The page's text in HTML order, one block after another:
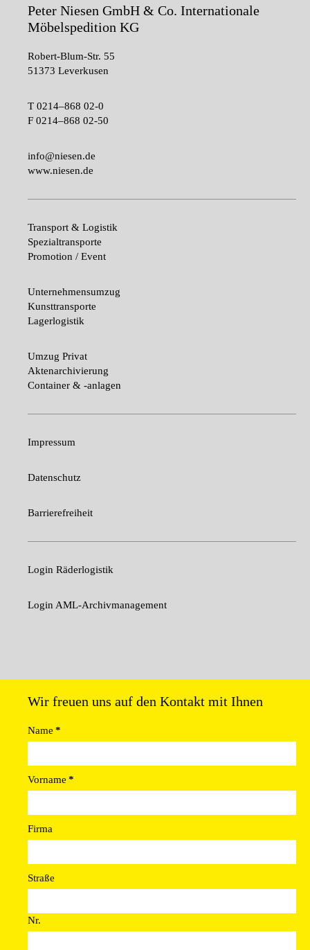
Peter Niesen GmbH & Co. Internationale
Möbelspedition KG
Robert-Blum-Str. 55
51373 Leverkusen
T 0214–868 02-0
F 0214–868 02-50
info@niesen.de
www.niesen.de
Transport & Logistik
Spezialtransporte
Promotion / Event
Unternehmensumzug
Kunsttransporte
Lagerlogistik
Umzug Privat
Aktenarchivierung
Container & -anlagen
Impressum
Datenschutz
Barrierefreiheit
Login Räderlogistik
Login AML-Archivmanagement
Wir freuen uns auf den Kontakt mit Ihnen
Name *
Vorname *
Firma
Straße
Nr.